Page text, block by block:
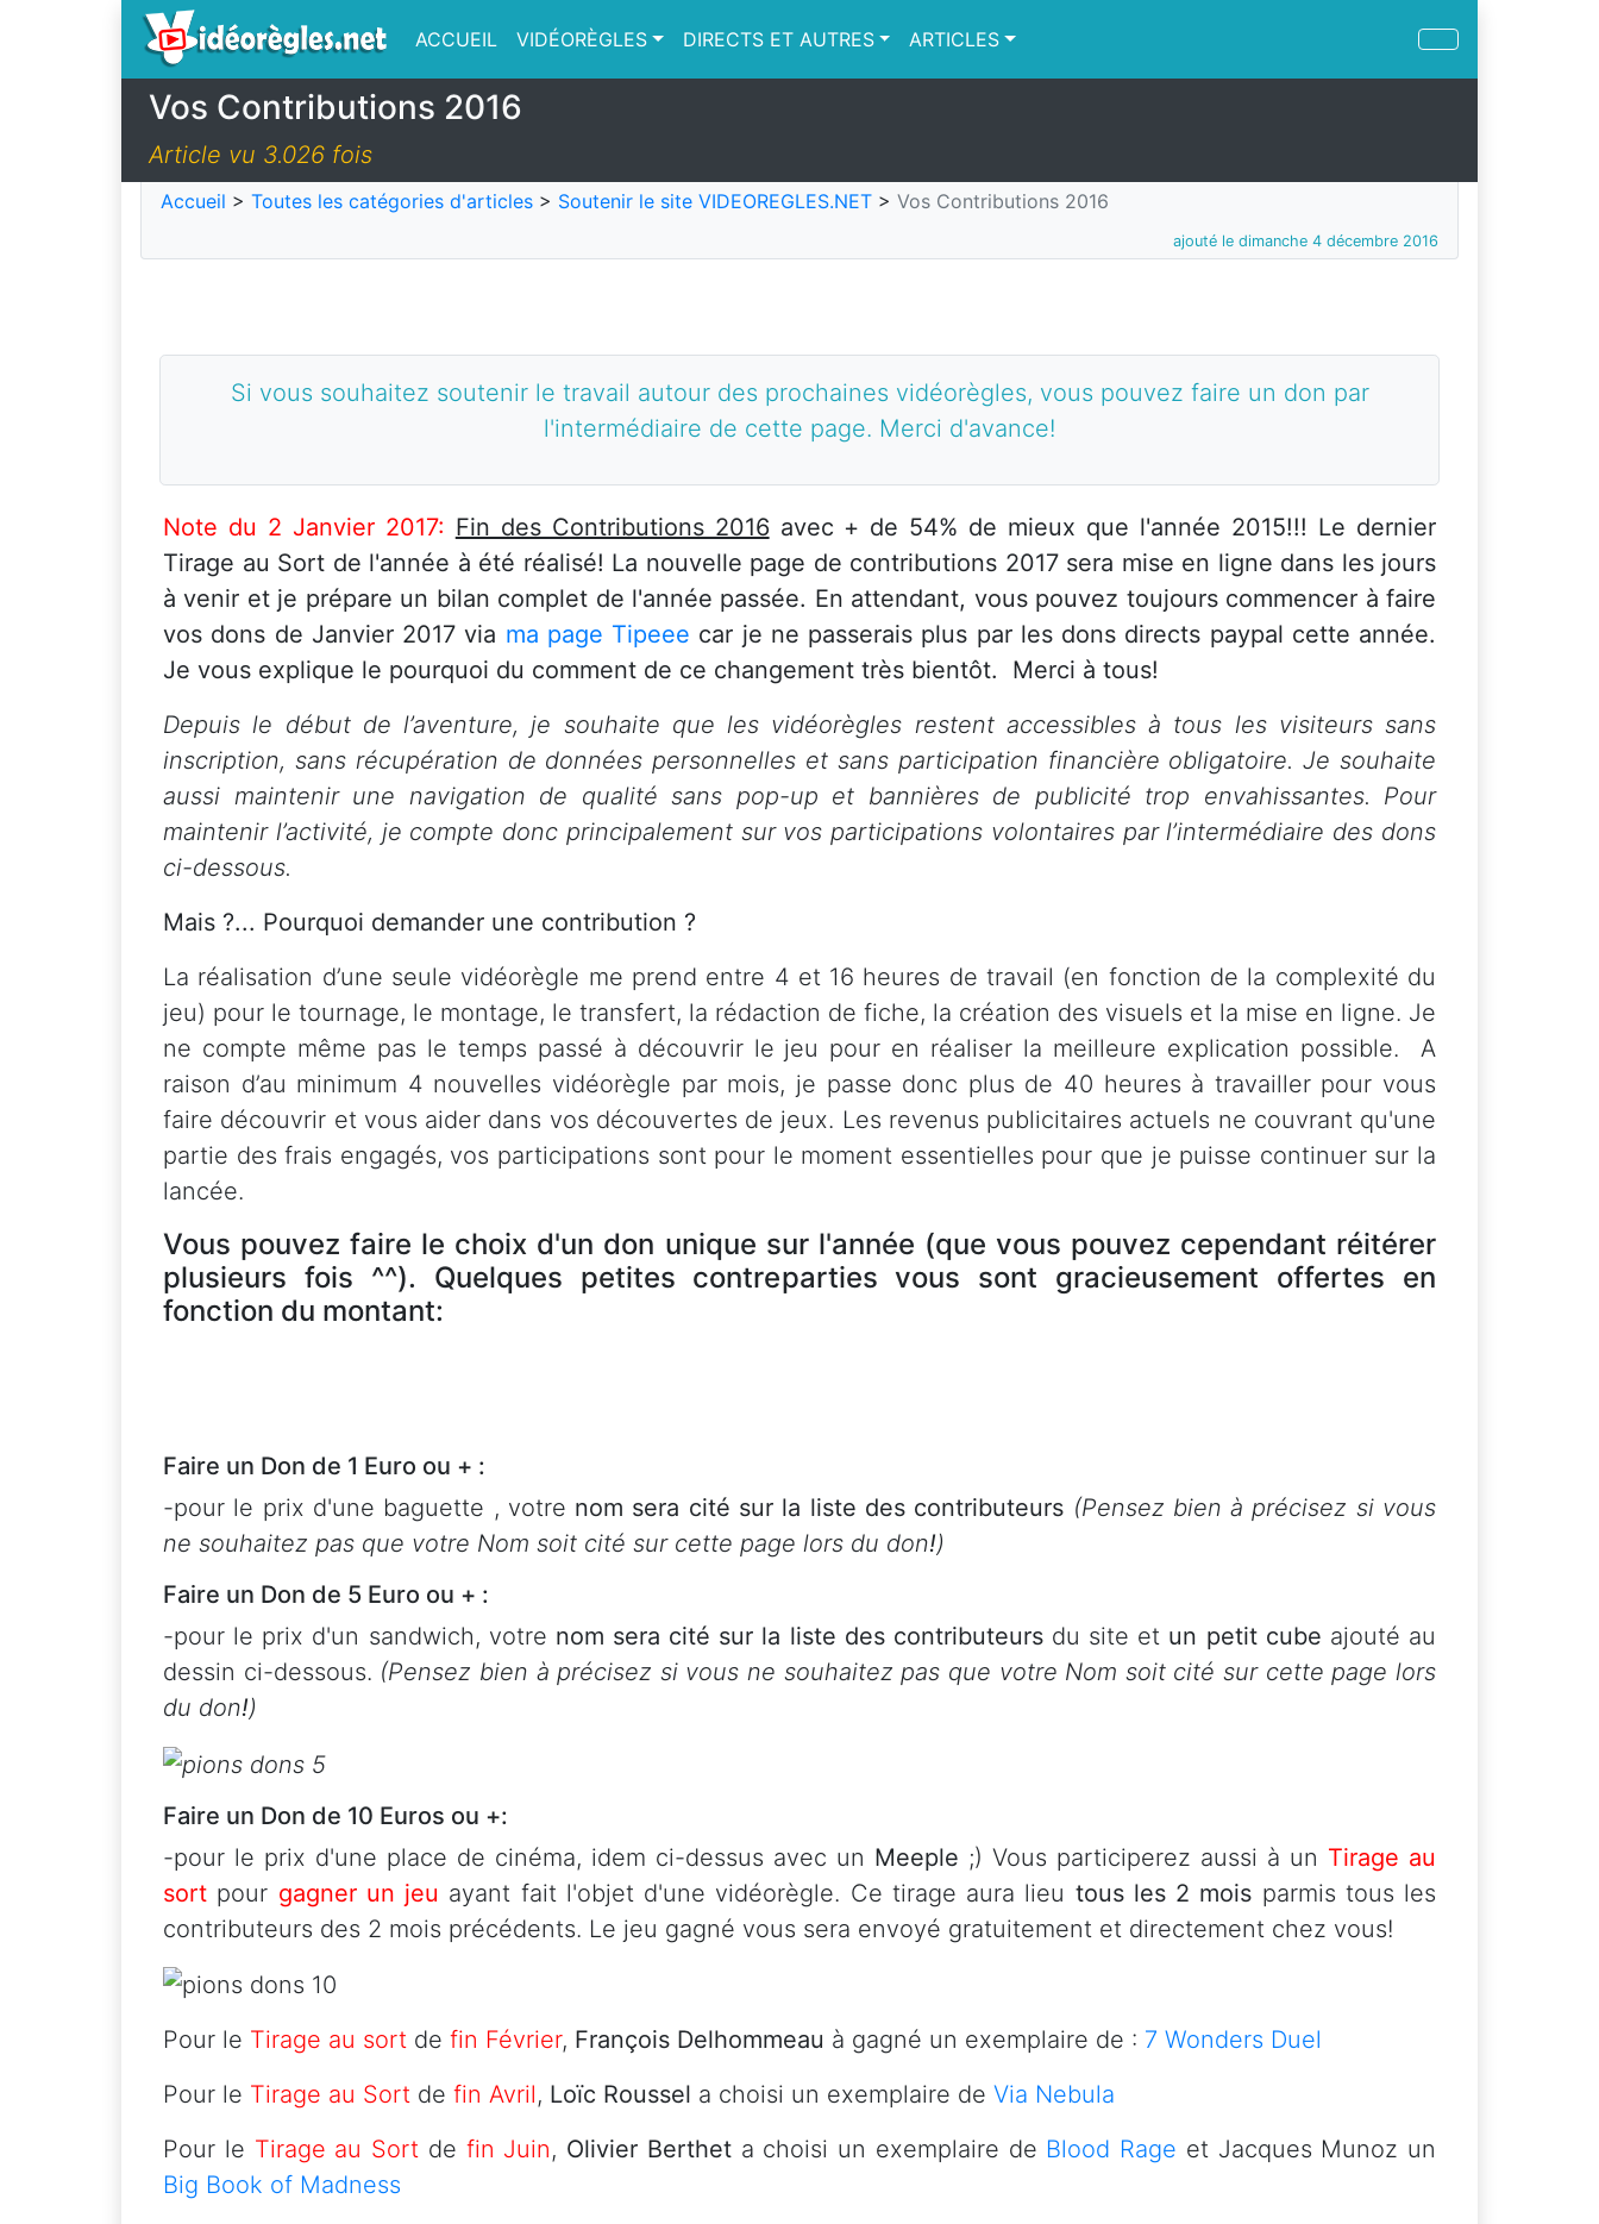
ACCUEIL VIDÉORÈGLES DIRECTS ET AUTRES ARTICLES
Vos Contributions 2016
Article vu 3.026 fois
Accueil > Toutes les catégories d'articles > Soutenir le site VIDEOREGLES.NET > Vos Contributions 2016
ajouté le dimanche 4 décembre 2016
Si vous souhaitez soutenir le travail autour des prochaines vidéorègles, vous pouvez faire un don par
l'intermédiaire de cette page. Merci d'avance!
Note du 2 Janvier 2017: Fin des Contributions 2016avec + de 54% de mieux que l'année 2015!!! Le dernier
Tirage au Sort de l'année à été réalisé! La nouvelle page de contributions 2017 sera mise en ligne dans les jours
à venir et je prépare un bilan complet de l'année passée. En attendant, vous pouvez toujours commencer à faire
vos dons de Janvier 2017 via ma page Tipeee car je ne passerais plus par les dons directs paypal cette année.
Je vous explique le pourquoi du comment de ce changement très bientôt. Merci à tous!
Depuis le début de l’aventure, je souhaite que les vidéorègles restent accessibles à tous les visiteurs sans
inscription, sans récupération de données personnelles et sans participation financière obligatoire. Je souhaite
aussi maintenir une navigation de qualité sans pop-up et bannières de publicité trop envahissantes. Pour
maintenir l’activité, je compte donc principalement sur vos participations volontaires par l’intermédiaire des dons
ci-dessous.
Mais ?... Pourquoi demander une contribution ?
La réalisation d’une seule vidéorègle me prend entre 4 et 16 heures de travail (en fonction de la complexité du
jeu) pour le tournage, le montage, le transfert, la rédaction de fiche, la création des visuels et la mise en ligne. Je
ne compte même pas le temps passé à découvrir le jeu pour en réaliser la meilleure explication possible. A
raison d’au minimum 4 nouvelles vidéorègle par mois, je passe donc plus de 40 heures à travailler pour vous
faire découvrir et vous aider dans vos découvertes de jeux. Les revenus publicitaires actuels ne couvrant qu'une
partie des frais engagés, vos participations sont pour le moment essentielles pour que je puisse continuer sur la
lancée.
Vous pouvez faire le choix d'un don unique sur l'année (que vous pouvez cependant réitérer
plusieurs fois ^^). Quelques petites contreparties vous sont gracieusement offertes en
fonction du montant:
Faire un Don de 1 Euro ou + :
-pour le prix d'une baguette , votre nom sera cité sur la liste des contributeurs (Pensez bien à précisez si vous
ne souhaitez pas que votre Nom soit cité sur cette page lors du don!)
Faire un Don de 5 Euro ou + :
-pour le prix d'un sandwich, votre nom sera cité sur la liste des contributeursdu site et un petit cube ajouté au
dessin ci-dessous. (Pensez bien à précisez si vous ne souhaitez pas que votre Nom soit cité sur cette page lors
du don!)
Faire un Don de 10 Euros ou +:
-pour le prix d'une place de cinéma, idem ci-dessus avec un Meeple ;) Vous participerez aussi à un Tirage au
sort pour gagner un jeu ayant fait l'objet d'une vidéorègle. Ce tirage aura lieu tous les 2 mois parmis tous les
contributeurs des 2 mois précédents. Le jeu gagné vous sera envoyé gratuitement et directement chez vous!
Pour le Tirage au sort de fin Février, François Delhommeau à gagné un exemplaire de : 7 Wonders Duel
Pour le Tirage au Sort de fin Avril, Loïc Roussel a choisi un exemplaire de Via Nebula
Pour le Tirage au Sort de fin Juin, Olivier Bertheta choisi un exemplaire de Blood Rage et Jacques Munoz un
Big Book of Madness